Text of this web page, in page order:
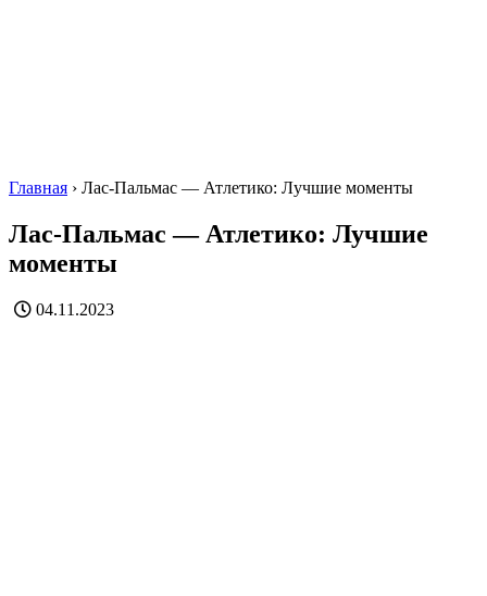
Главная › Лас-Пальмас — Атлетико: Лучшие моменты
Лас-Пальмас — Атлетико: Лучшие
моменты
04.11.2023